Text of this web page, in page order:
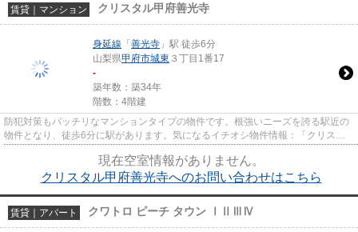
賃貸｜マンション クリスタル甲府善光寺
身延線 「 善光寺 」駅 徒歩6分
山梨県甲府市城東 ３丁目1番17
-
築年数：築34年
階数：4階建
防犯対策もバッチリなマンションタイプの物件です。根強いニーズを誇る駅近の
物件となり、徒歩6分に駅があります。気になるイチオシ物件情報：「クリスタ
現在空室情報がありません。
クリスタル甲府善光寺へのお問い合わせはこちら
賃貸｜アパート クワトロ ピーチ タウン ⅠⅡⅢⅣ